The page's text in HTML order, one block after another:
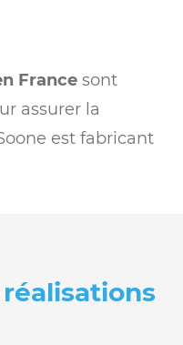
France sont
assurer la
est fabricant